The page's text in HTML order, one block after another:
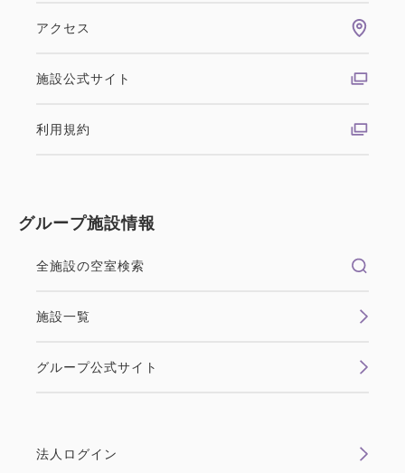
アクセス
施設公式サイト
利用規約
グループ施設情報
全施設の空室検索
施設一覧
グループ公式サイト
法人ログイン